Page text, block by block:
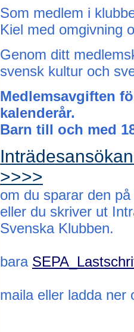
Som medlem i
Kiel med omgivning
Genom ditt
svensk kultur och
Medlemsavgiften
kalenderår.
Barn till och med
>>>>
om du sparar den
eller du skriver ut
Svenska Klubben.
bara
maila eller ladda